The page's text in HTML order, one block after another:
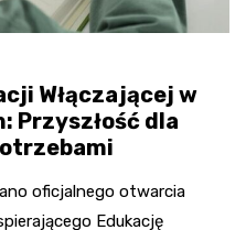
Włączającej w
Przyszłość dla
oficjalnego otwarcia
Edukację